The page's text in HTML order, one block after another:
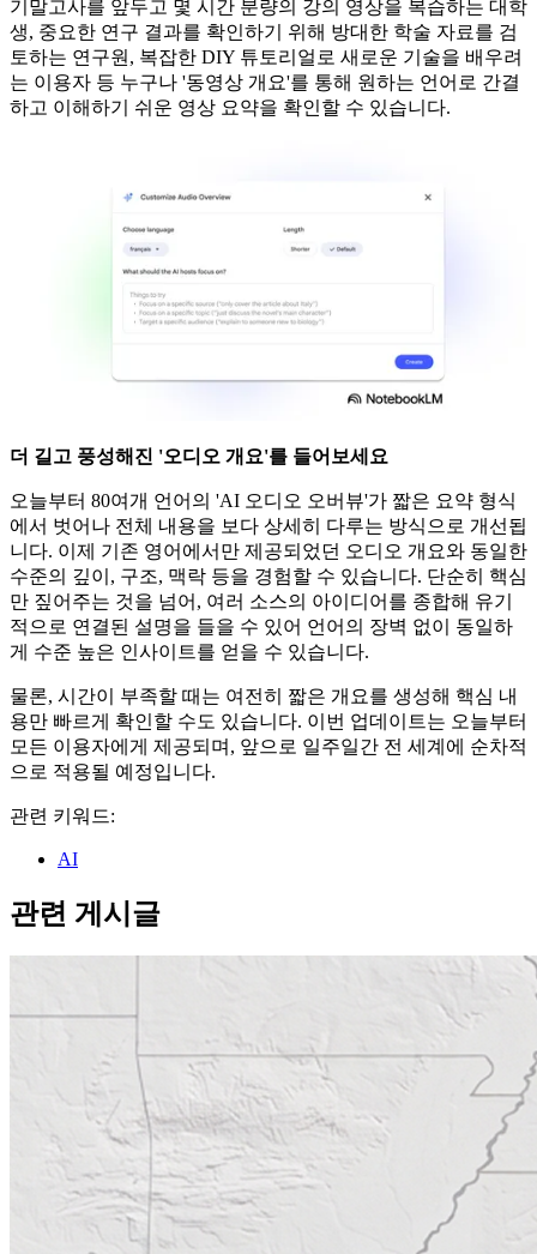
기말고사를 앞두고 몇 시간 분량의 강의 영상을 복습하는 대학
생, 중요한 연구 결과를 확인하기 위해 방대한 학술 자료를 검
토하는 연구원, 복잡한 DIY 튜토리얼로 새로운 기술을 배우려
는 이용자 등 누구나 '동영상 개요'를 통해 원하는 언어로 간결
하고 이해하기 쉬운 영상 요약을 확인할 수 있습니다.
더 길고 풍성해진 '오디오 개요'를 들어보세요
오늘부터 80여개 언어의 'AI 오디오 오버뷰'가 짧은 요약 형식
에서 벗어나 전체 내용을 보다 상세히 다루는 방식으로 개선됩
니다. 이제 기존 영어에서만 제공되었던 오디오 개요와 동일한
수준의 깊이, 구조, 맥락 등을 경험할 수 있습니다. 단순히 핵심
만 짚어주는 것을 넘어, 여러 소스의 아이디어를 종합해 유기
적으로 연결된 설명을 들을 수 있어 언어의 장벽 없이 동일하
게 수준 높은 인사이트를 얻을 수 있습니다.
물론, 시간이 부족할 때는 여전히 짧은 개요를 생성해 핵심 내
용만 빠르게 확인할 수도 있습니다. 이번 업데이트는 오늘부터
모든 이용자에게 제공되며, 앞으로 일주일간 전 세계에 순차적
으로 적용될 예정입니다.
관련 키워드:
AI
관련 게시글